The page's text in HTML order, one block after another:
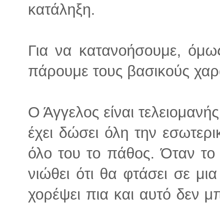
κατάληξη.
Για να κατανοήσουμε,
πάρουμε τους βασικούς
Ο Άγγελος είναι
έχει δώσει όλη την
όλο του το πάθος. Όταν το
νιώθει ότι θα φτάσει σε
χορέψει πια και αυτό δεν